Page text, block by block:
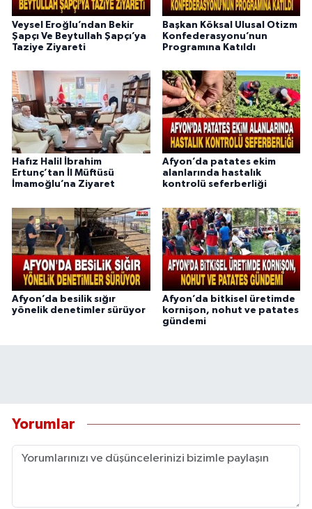
Veysel Eroğlu’ndan Bekir
Şapçı Ve Beytullah Şapçı’ya
Taziye Ziyareti
Başkan Köksal Ulusal Otizm
Konfederasyonu’nun
Programına Katıldı
Hafız Halil İbrahim
Ertunç’tan İl Müftüsü
İmamoğlu’na Ziyaret
Afyon’da patates ekim
alanlarında hastalık
kontrolü seferberliği
Afyon’da besilik sığır
yönelik denetimler sürüyor
Afyon’da bitkisel üretimde
kornişon, nohut ve patates
gündemi
Yorumlar